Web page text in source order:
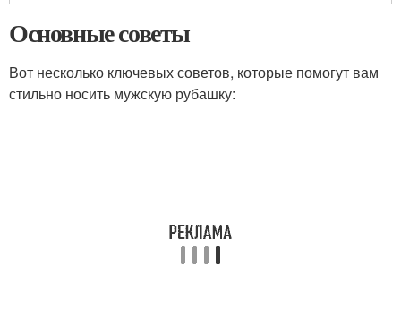
Основные советы
Вот несколько ключевых советов, которые помогут вам
стильно носить мужскую рубашку: